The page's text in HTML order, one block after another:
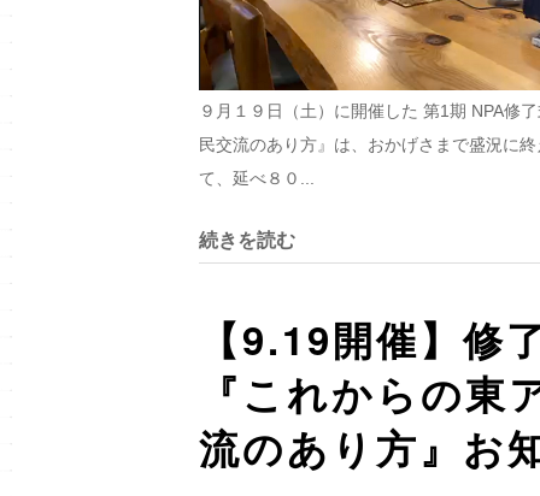
９月１９日（土）に開催した 第1期 NPA修
民交流のあり方』は、おかげさまで盛況に
て、延べ８０...
続きを読む
【9.19開催】修
『これからの東
流のあり方』お